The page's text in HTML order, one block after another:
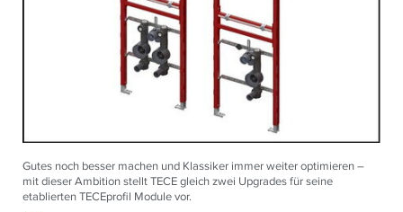
Gutes noch besser machen und Klassiker immer weiter optimieren –
mit dieser Ambition stellt TECE gleich zwei Upgrades für seine
etablierten TECEprofil Module vor.